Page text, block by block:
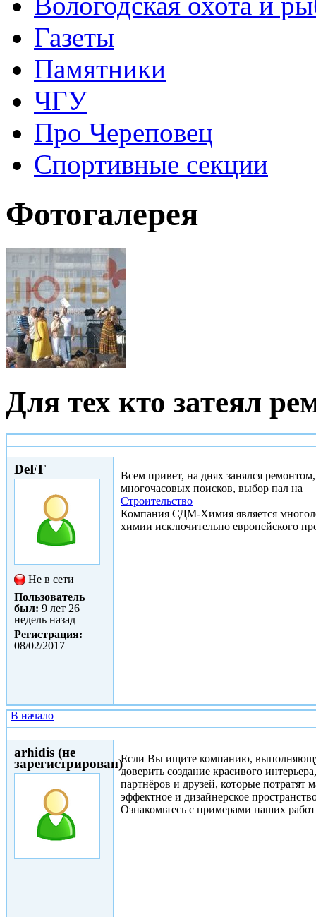
Газеты
Памятники
ЧГУ
Про Череповец
Спортивные секции
Фотогалерея
Для тех кто затеял
DeFF
Не в сети
Пользователь
был: 9 лет 26
недель назад
Регистрация:
08/02/2017
Всем привет, на днях занялся
многочасовых поисков, выбор пал на
Строительство
Компания СДМ-Химия является
химии исключительно европейского
В начало
arhidis (не
зарегистрирован)Если Вы ищите компанию,
доверить создание красивого
партнёров и друзей, которые
эффектное и дизайнерское
Ознакомьтесь с примерами наших